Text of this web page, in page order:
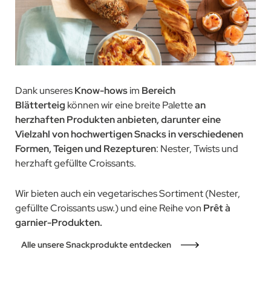
Dank unseresKnow-howsim Bereich
Blätterteig können wir eine breite Palettean
herzhaften Produkten anbieten, darunter eine
Vielzahl von hochwertigen Snacks in verschiedenen
Formen, Teigen und Rezepturen: Nester, Twists und
herzhaft gefüllte Croissants.
Wir bieten auch ein vegetarisches Sortiment (Nester,
gefüllte Croissants usw.) und eine Reihe von Prêt à
garnier-Produkten.
Alle unsere Snackprodukte entdecken